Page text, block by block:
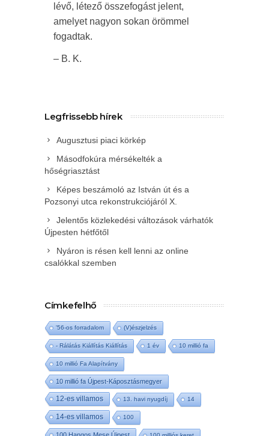
lévő, létező összefogást jelent,
amelyet nagyon sokan örömmel
fogadtak.
– B. K.
Legfrissebb hírek
Augusztusi piaci körkép
Másodfokúra mérsékelték a
hőségriasztást
Képes beszámoló az István út és a
Pozsonyi utca rekonstrukciójáról X.
Jelentős közlekedési változások várhatók
Újpesten hétfőtől
Nyáron is résen kell lenni az online
csalókkal szemben
Címkefelhő
'56-os forradalom (V)észjelzés
- Rálátás Kiállítás Kiállítás 1 év 10 millió fa
10 millió Fa Alapítvány
10 millió fa Újpest-Káposztásmegyer
12-es villamos 13. havi nyugdíj 14
14-es villamos 100
100 Hangos Mese Újpest